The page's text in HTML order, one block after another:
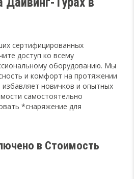
сертифицированных
доступ ко всему
оборудованию. Мы
и комфорт на протяжении
избавляет новичков и опытных
самостоятельно
*снаряжение для
в Стоимость